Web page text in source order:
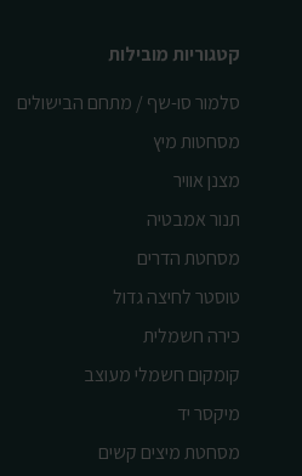
קטגוריות מובילות
סלמור סו-שף / מתחם הבישולים
מסחטות מיץ
מצנן אוויר
תנור אמבטיה
מסחטת הדרים
טוסטר לחיצה גדול
כירה חשמלית
קומקום חשמלי מעוצב
מיקסר יד
מסחטת מיצים קשים